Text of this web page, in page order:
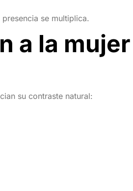
se multiplica.
a la mujer
su contraste natural: